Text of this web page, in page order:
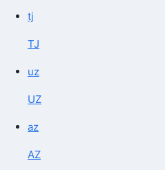
tj
TJ
uz
UZ
az
AZ